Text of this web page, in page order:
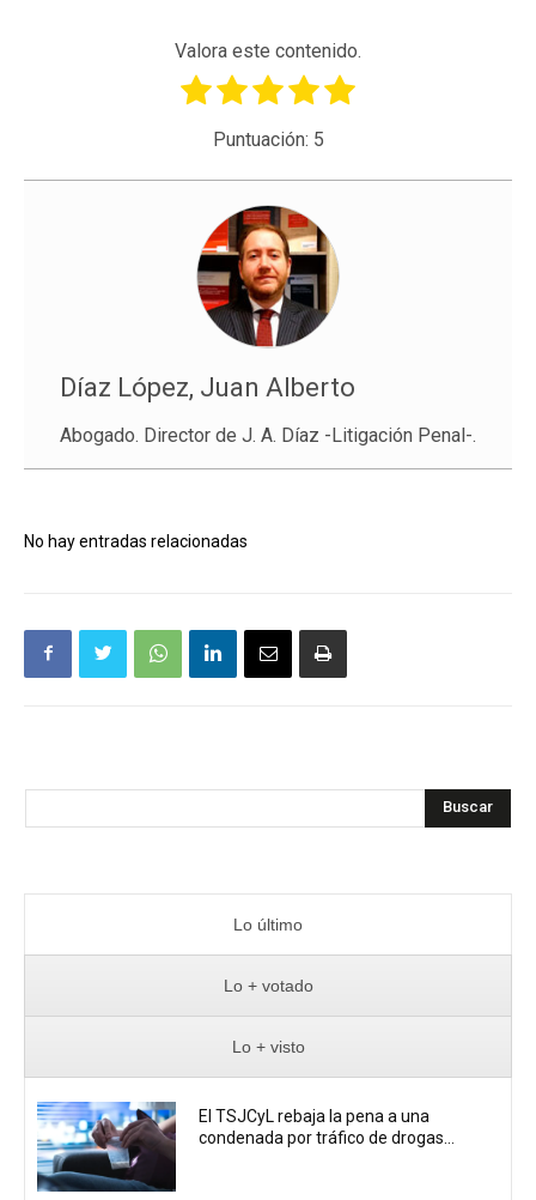
Valora este contenido.
Puntuación: 5
Díaz López, Juan Alberto
Abogado. Director de J. A. Díaz -Litigación Penal-.
No hay entradas relacionadas
Buscar
Lo último
Lo + votado
Lo + visto
El TSJCyL rebaja la pena a una
condenada por tráfico de drogas...